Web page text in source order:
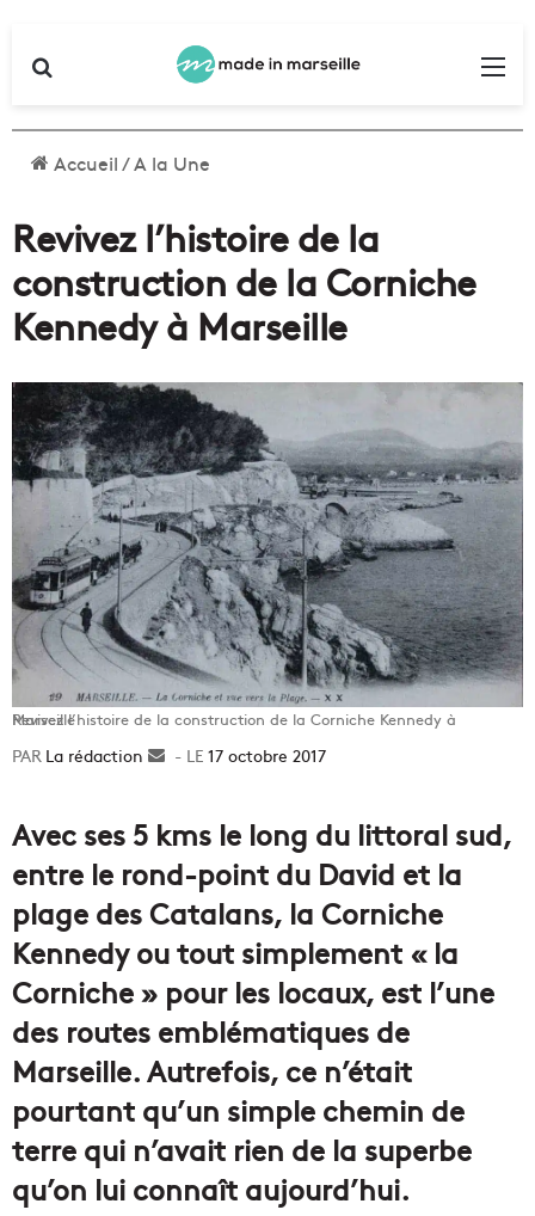
Accueil/A la Une
Revivez l’histoire de la
construction de la Corniche
Kennedy à Marseille
Revivez l’histoire de la construction de la Corniche Kennedy à Marseille
La rédaction
Envoyer17 octobre 2017
Avec ses 5 kms le long du littoral sud,
entre le rond-point du David et la
plage des Catalans, la Corniche
Kennedy ou tout simplement « la
Corniche » pour les locaux, est l’une
des routes emblématiques de
Marseille. Autrefois, ce n’était
pourtant qu’un simple chemin de
terre qui n’avait rien de la superbe
qu’on lui connaît aujourd’hui.